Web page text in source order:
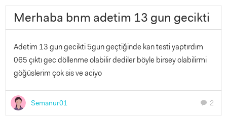
Merhaba bnm adetim 13 gun gecikti
Adetim 13 gun gecikti 5gun geçtiğinde kan testi yaptırdım
065 çıktı gec döllenme olabilir dediler böyle birsey olabilirmi
göğüslerim çok sis ve aciyo
Semanur01 chat 2